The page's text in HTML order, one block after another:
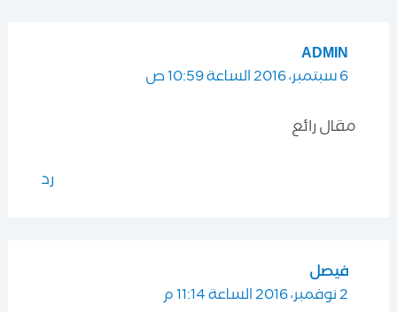
ADMIN
6 سبتمبر، 2016 الساعة 10:59 ص
مقال رائع
رد
فيصل
2 نوفمبر، 2016 الساعة 11:14 م